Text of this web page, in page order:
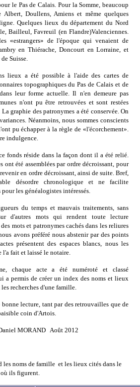
le Pas de Calais. Pour la Somme, beaucoup
Albert, Doullens, Amiens et même quelques
Quelques lieux du département du Nord
Bailleul, Favreuil (en Flandre)Valenciennes.
«estrangers» de l'époque qui venaient de
en Thiérache, Doncourt en Lorraine, et
Suisse.
lieux a été possible à l'aide des cartes de
topographiques du Pas de Calais et de
leur forme actuelle. Il n'en demeure pas
n'ont pu être retrouvées et sont restées
graphie des patronymes a été conservée. On
Néanmoins, nous sommes conscients
pu échapper à la règle de «l'écorchement».
indulgence.
fonds réside dans la façon dont il a été relié.
ont été assemblées par ordre décroissant, pour
en ordre décroissant, ainsi de suite. Bref,
désordre chronologique et ne facilite
les généalogistes intéressés.
du temps et mauvais traitements, sans
d'autres mots qui rendent toute lecture
mots et patronymes cachés dans les reliures
avons préféré nous abstenir par des points
présentent des espaces blancs, nous les
l'a fait et laissé le notaire.
chaque acte a été numéroté et classé
a permis de créer un index des noms et lieux
recherches d'une famille.
lecture, tant par des retrouvailles que de
coin d'Artois.
MORAND Août 2012
les noms de famille et les lieux cités dans le
ils figurent.